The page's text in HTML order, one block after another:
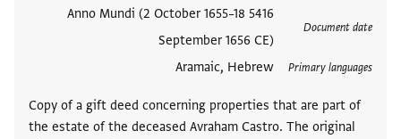
Document date
5416 Anno Mundi (2 October 1655–18
September 1656 CE)
Primary languages
Aramaic, Hebrew
Copy of a gift deed concerning properties that are part of
the estate of the deceased Avraham Castro. The original